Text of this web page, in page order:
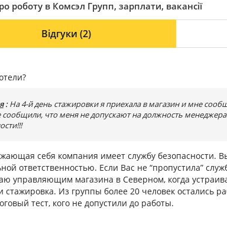
роботу в Комсэл Групп, зарплати, вакансії
Відгуки(2)
:На 4-й день стажировки я приехала в магазин и мне
что меня не допускают на должность
себя компания имеет службу безопасности.
ответственностью. Если Вас не “пропустила”
управляющим магазина в Северном, когда
стажировка. Из группы более 20 человек остались
тест, кого не допустили до работы.